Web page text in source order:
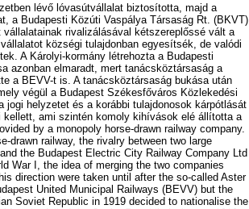
lévő lóvasútvállalat biztosította, majd a
a Budapesti Közúti Vaspálya Társaság Rt. (BKVT)
rivalizálásával kétszereplőssé vált a
községi tulajdonban egyesítsék, de valódi
A Károlyi-kormány létrehozta a Budapesti
azonban elmaradt, mert tanácsköztársaság a
a BEVV-t is. A tanácsköztársaság bukása után
végül a Budapest Székesfőváros Közlekedési
jogi helyzetet és a korábbi tulajdonosok kárpótlását
ami szintén komoly kihívások elé állította a
by a monopoly horse-drawn railway company.
drawn railway, the rivalry between two large
the Budapest Electric City Railway Company Ltd
War I, the idea of merging the two companies
direction were taken until after the so-called Aster
United Municipal Railways (BEVV) but the
Soviet Republic in 1919 decided to nationalise the